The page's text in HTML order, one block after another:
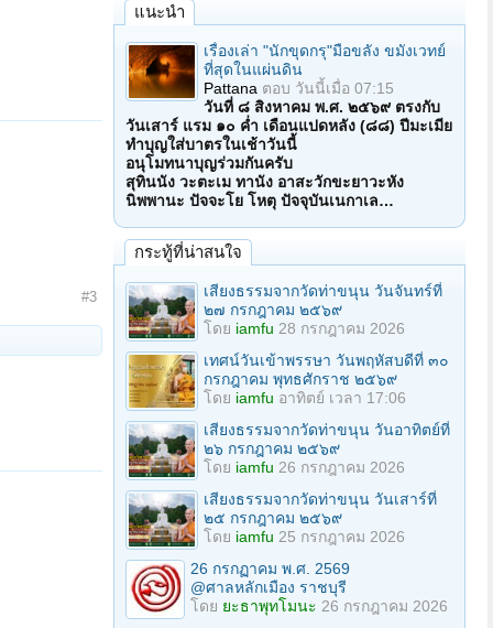
#3
แนะนำ
เรื่องเล่า "นักขุดกรุ"มือขลัง ขมังเวทย์
ที่สุดในแผ่นดิน
Pattana ตอบ วันนี้เมื่อ 07:15
วันที่ ๘ สิงหาคม พ.ศ. ๒๕๖๙ ตรงกับ
วันเสาร์ แรม ๑๐ ค่ำ เดือนแปดหลัง (๘๘) ปีมะเมีย
ทำบุญใส่บาตรในเช้าวันนี้
อนุโมทนาบุญร่วมกันครับ
สุทินนัง วะตะเม ทานัง อาสะวักขะยาวะหัง
นิพพานะ ปัจจะโย โหตุ ปัจจุบันเนกาเล…
กระทู้ที่น่าสนใจ
เสียงธรรมจากวัดท่าขนุน วันจันทร์ที่
๒๗ กรกฎาคม ๒๕๖๙
โดย iamfu 28 กรกฎาคม 2026
เทศน์วันเข้าพรรษา วันพฤหัสบดีที่ ๓๐
กรกฎาคม พุทธศักราช ๒๕๖๙
โดย iamfu อาทิตย์ เวลา 17:06
เสียงธรรมจากวัดท่าขนุน วันอาทิตย์ที่
๒๖ กรกฎาคม ๒๕๖๙
โดย iamfu 26 กรกฎาคม 2026
เสียงธรรมจากวัดท่าขนุน วันเสาร์ที่
๒๕ กรกฎาคม ๒๕๖๙
โดย iamfu 25 กรกฎาคม 2026
26 กรกฏาคม พ.ศ. 2569
@ศาลหลักเมือง ราชบุรี
โดย ยะธาพุทโมนะ 26 กรกฎาคม 2026